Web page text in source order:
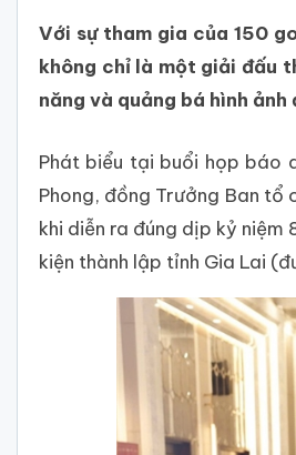
Với sự tham gia của 150
không chỉ là một giải đấu
năng và quảng bá hình ảnh
Phát biểu tại buổi họp báo
Phong, đồng Trưởng Ban
khi diễn ra đúng dịp kỷ
kiện thành lập tỉnh Gia Lai